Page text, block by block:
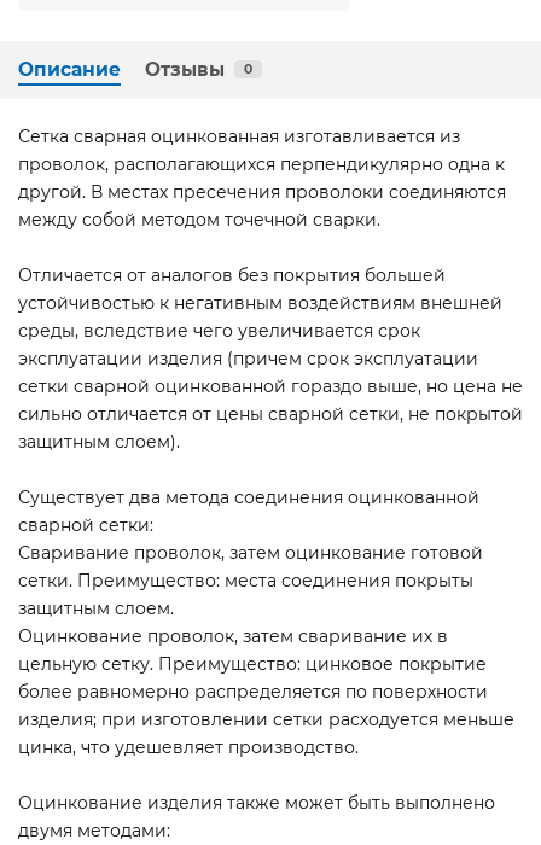
Описание Отзывы 0
Сетка сварная оцинкованная изготавливается из
проволок, располагающихся перпендикулярно одна к
другой. В местах пресечения проволоки соединяются
между собой методом точечной сварки.
Отличается от аналогов без покрытия большей
устойчивостью к негативным воздействиям внешней
среды, вследствие чего увеличивается срок
эксплуатации изделия (причем срок эксплуатации
сетки сварной оцинкованной гораздо выше, но цена не
сильно отличается от цены сварной сетки, не покрытой
защитным слоем).
Существует два метода соединения оцинкованной
сварной сетки:
Сваривание проволок, затем оцинкование готовой
сетки. Преимущество: места соединения покрыты
защитным слоем.
Оцинкование проволок, затем сваривание их в
цельную сетку. Преимущество: цинковое покрытие
более равномерно распределяется по поверхности
изделия; при изготовлении сетки расходуется меньше
цинка, что удешевляет производство.
Оцинкование изделия также может быть выполнено
двумя методами: